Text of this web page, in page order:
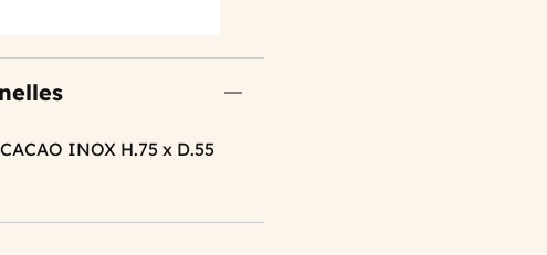
INOX H.75 x D.55